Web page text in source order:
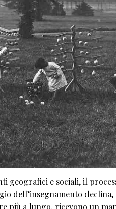
geografici e sociali, il
dell’insegnamento
più a lungo, ricevono un